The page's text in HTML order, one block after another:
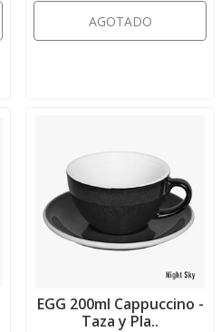
AGOTADO
EGG 200ml Cappuccino -
Taza y Pla..